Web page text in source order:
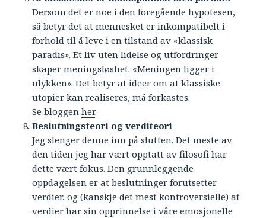
Dersom det er noe i den foregående hypotesen,
så betyr det at mennesket er inkompatibelt i
forhold til å leve i en tilstand av «klassisk
paradis». Et liv uten lidelse og utfordringer
skaper meningsløshet. «Meningen ligger i
ulykken». Det betyr at ideer om at klassiske
utopier kan realiseres, må forkastes.
Se bloggenher.
Beslutningsteori og verditeori
Jeg slenger denne inn på slutten. Det meste av
den tiden jeg har vært opptatt av filosofi har
dette vært fokus. Den grunnleggende
oppdagelsen er at beslutninger forutsetter
verdier, og (kanskje det mest kontroversielle) at
verdier har sin opprinnelse i våre emosjonelle